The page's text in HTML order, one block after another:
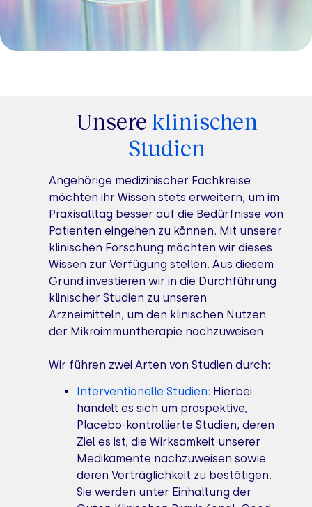
Unsere klinischen
Studien
Angehörige medizinischer Fachkreise
möchten ihr Wissen stets erweitern, um im
Praxisalltag besser auf die Bedürfnisse von
Patienten eingehen zu können. Mit unserer
klinischen Forschung möchten wir dieses
Wissen zur Verfügung stellen. Aus diesem
Grund investieren wir in die Durchführung
klinischer Studien zu unseren
Arzneimitteln, um den klinischen Nutzen
der Mikroimmuntherapie nachzuweisen.
Wir führen zwei Arten von Studien durch:
Interventionelle Studien: Hierbei
handelt es sich um prospektive,
Placebo-kontrollierte Studien, deren
Ziel es ist, die Wirksamkeit unserer
Medikamente nachzuweisen sowie
deren Verträglichkeit zu bestätigen.
Sie werden unter Einhaltung der